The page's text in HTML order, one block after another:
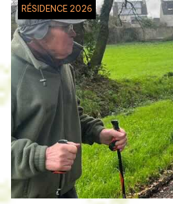
RÉSIDENCE 2026